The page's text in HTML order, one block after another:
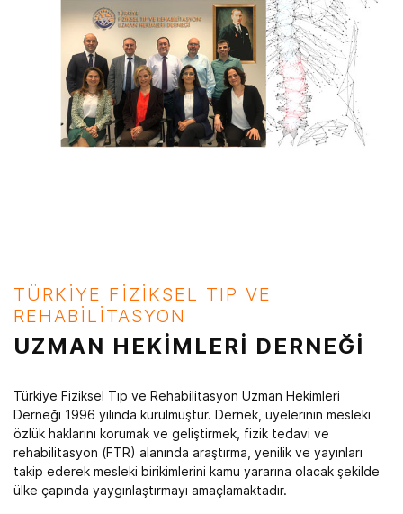
TÜRKİYE FİZİKSEL TIP VE
REHABİLİTASYON
UZMAN HEKİMLERİ DERNEĞİ
Türkiye Fiziksel Tıp ve Rehabilitasyon Uzman Hekimleri
Derneği 1996 yılında kurulmuştur. Dernek, üyelerinin mesleki
özlük haklarını korumak ve geliştirmek, fizik tedavi ve
rehabilitasyon (FTR) alanında araştırma, yenilik ve yayınları
takip ederek mesleki birikimlerini kamu yararına olacak şekilde
ülke çapında yaygınlaştırmayı amaçlamaktadır.